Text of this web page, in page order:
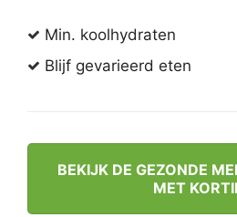
Min. koolhydraten
Blijf gevarieerd eten
BEKIJK DE GEZONDE
MET